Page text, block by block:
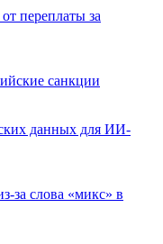
переплаты за
санкции
данных для ИИ-
за слова «микс» в